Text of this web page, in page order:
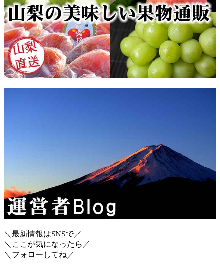
＼最新情報はSNSで／
＼ここが気になったら／
＼フォローしてね／